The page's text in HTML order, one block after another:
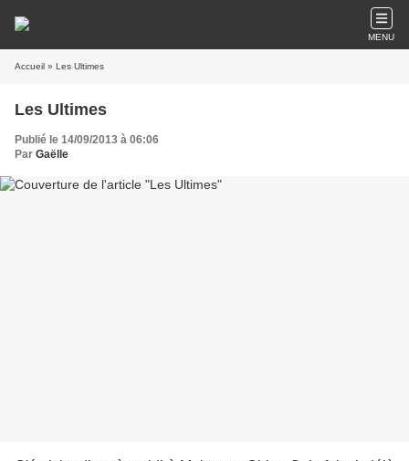
MENU
Accueil » Les Ultimes
Les Ultimes
Publié le 14/09/2013 à 06:06
Par Gaëlle